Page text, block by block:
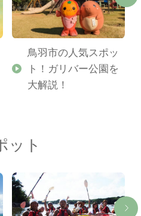
鳥羽市の人気スポッ
ト！ガリバー公園を
大解説！
ット